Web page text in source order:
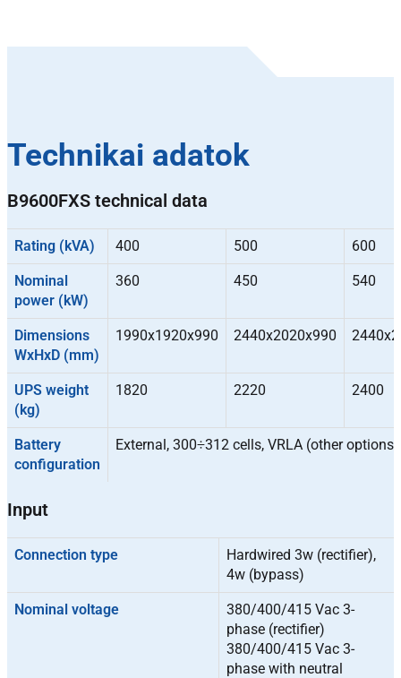
Technikai adatok
B9600FXS technical data
Rating (kVA) 400 500 600
Nominal
power (kW)
360 450 540
Dimensions
WxHxD (mm)
1990x1920x990 2440x2020x990
UPS weight
(kg)
1820 2220 2400
Battery
configuration
External, 300÷312 cells, VRLA (other options)
Input
Connection type
Hardwired 3w (rectifier),
4w (bypass)
Nominal voltage
380/400/415 Vac 3-
phase (rectifier)
380/400/415 Vac 3-
phase with neutral